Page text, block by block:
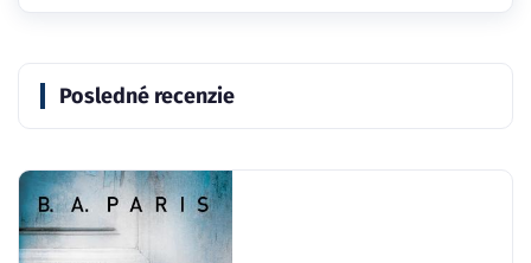
Posledné recenzie